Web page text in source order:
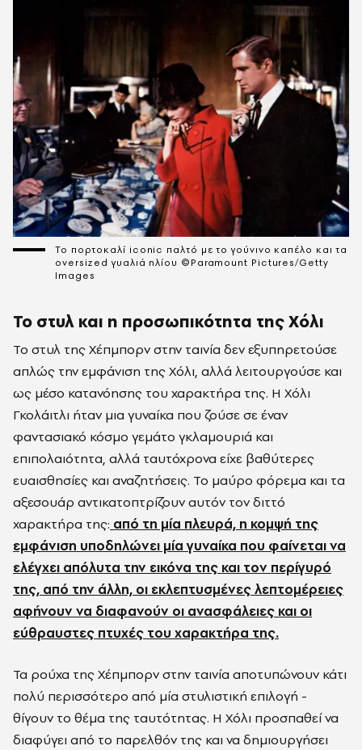
Το πορτοκαλί iconic παλτό με το γούνινο καπέλο και τα
oversized γυαλιά ηλίου ©Paramount Pictures/Getty
Images
Το στυλ και η προσωπικότητα της Χόλι
Το στυλ της Χέπμπορν στην ταινία δεν εξυπηρετούσε
απλώς την εμφάνιση της Χόλι, αλλά λειτουργούσε και
ως μέσο κατανόησης του χαρακτήρα της. Η Χόλι
Γκολάιτλι ήταν μια γυναίκα που ζούσε σε έναν
φαντασιακό κόσμο γεμάτο γκλαμουριά και
επιπολαιότητα, αλλά ταυτόχρονα είχε βαθύτερες
ευαισθησίες και αναζητήσεις. Το μαύρο φόρεμα και τα
αξεσουάρ αντικατοπτρίζουν αυτόν τον διττό
χαρακτήρα της: από τη μία πλευρά, η κομψή της
εμφάνιση υποδηλώνει μία γυναίκα που φαίνεται να
ελέγχει απόλυτα την εικόνα της και τον περίγυρό
της, από την άλλη, οι εκλεπτυσμένες λεπτομέρειες
αφήνουν να διαφανούν οι ανασφάλειες και οι
εύθραυστες πτυχές του χαρακτήρα της.
Τα ρούχα της Χέπμπορν στην ταινία αποτυπώνουν κάτι
πολύ περισσότερο από μία στυλιστική επιλογή -
θίγουν το θέμα της ταυτότητας. Η Χόλι προσπαθεί να
διαφύγει από το παρελθόν της και να δημιουργήσει